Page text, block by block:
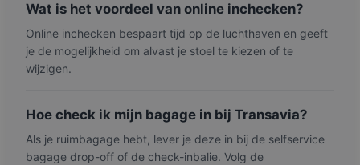
Wat is het voordeel van online inchecken?
Online inchecken bespaart tijd op de luchthaven en geeft
je de mogelijkheid om alvast je stoel te kiezen of te
wijzigen.
Hoe check ik mijn bagage in bij Transavia?
Als je ruimbagage hebt, lever je deze in bij de selfservice
bagage drop-off of de check-inbalie. Volg de